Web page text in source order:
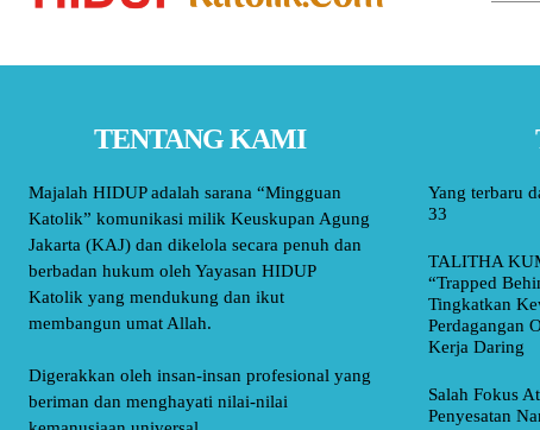
TENTANG KAMI
Majalah HIDUP adalah sarana “Mingguan
Katolik” komunikasi milik Keuskupan Agung
Jakarta (KAJ) dan dikelola secara penuh dan
berbadan hukum oleh Yayasan HIDUP
Katolik yang mendukung dan ikut
membangun umat Allah.
Digerakkan oleh insan-insan profesional yang
beriman dan menghayati nilai-nilai
Yang terbaru
33
TALITHA
“Trapped
Tingkatkan
Perdagangan
Kerja Daring
Salah Fokus
Penyesatan